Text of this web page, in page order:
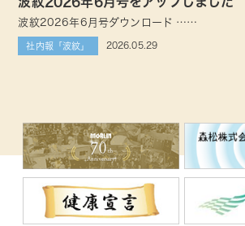
波紋2026年6月号ダウンロード ……
社内報「波紋」 2026.05.29